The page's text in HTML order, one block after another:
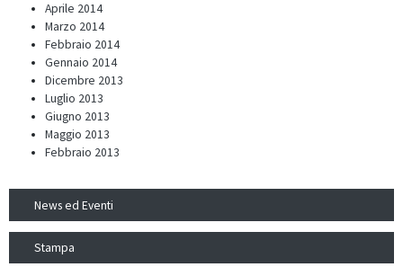
Aprile 2014
Marzo 2014
Febbraio 2014
Gennaio 2014
Dicembre 2013
Luglio 2013
Giugno 2013
Maggio 2013
Febbraio 2013
News ed Eventi
Stampa